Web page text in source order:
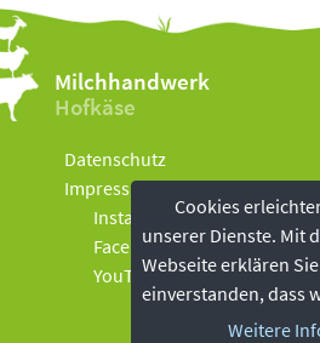
Cookies
unserer Dienste. Mit
Webseite erklären
einverstanden, dass
Weitere
Milchhandwerk
Hofkäse
Datenschutz
Impressum
Instagram
Facebook
YouTube